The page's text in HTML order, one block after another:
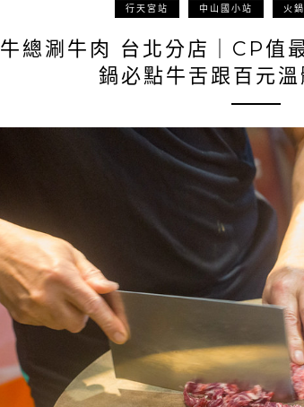
行天宮站 中山國小站 火
牛總涮牛肉 台北分店｜CP值
鍋必點牛舌跟百元